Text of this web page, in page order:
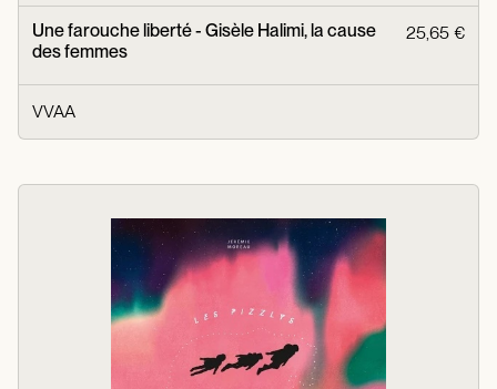
Une farouche liberté - Gisèle Halimi, la cause
des femmes
25,65 €
VVAA